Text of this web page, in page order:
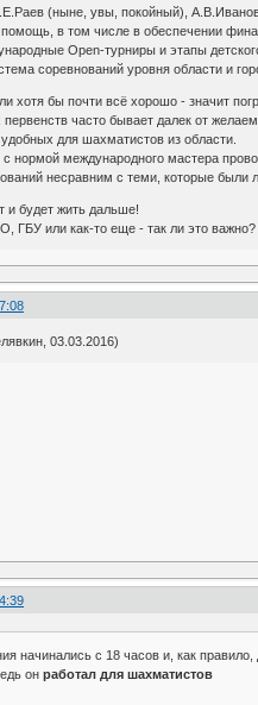
(ныне, увы, покойный),
в том числе в обеспечении
Open-турниры и этапы
соревнований уровня области и
хотя бы почти всё хорошо - значит
часто бывает далек от
для шахматистов из области.
с нормой международного мастера
несравним с теми, которые были
и будет жить дальше!
ГБУ или как-то еще - так ли это важно?
03.03.2016)
начинались с 18 часов и, как
он работал для шахматистов